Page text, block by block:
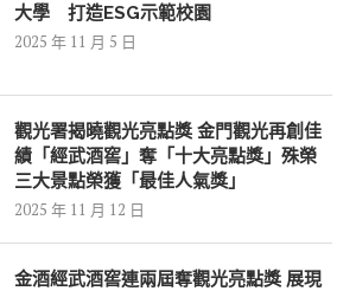
大學 打造ESG示範校園
2025 年 11 月 5 日
觀光署揭曉觀光亮點獎 金門觀光再創佳
績「經武酒窖」奪「十大亮點獎」殊榮
三大景點榮獲「最佳人氣獎」
2025 年 11 月 12 日
金酒經武酒窖連兩屆奪觀光亮點獎 展現